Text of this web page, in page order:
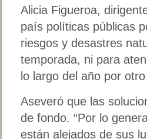
Alicia Figueroa,
país políticas públicas
riesgos y desastres
temporada, ni para
lo largo del año por
Aseveró que las
de fondo. “Por lo
están alejados de sus